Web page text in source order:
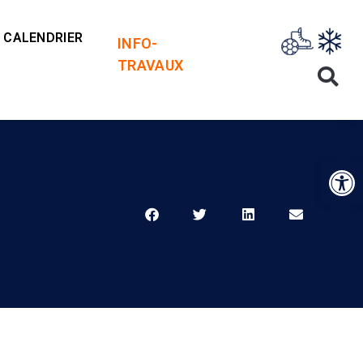
CALENDRIER
INFO-
TRAVAUX